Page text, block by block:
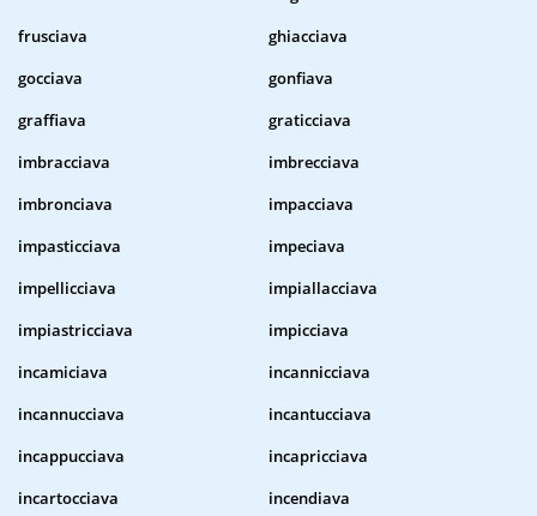
frusciava
ghiacciava
gocciava
gonfiava
graffiava
graticciava
imbracciava
imbrecciava
imbronciava
impacciava
impasticciava
impeciava
impellicciava
impiallacciava
impiastricciava
impicciava
incamiciava
incannicciava
incannucciava
incantucciava
incappucciava
incapricciava
incartocciava
incendiava